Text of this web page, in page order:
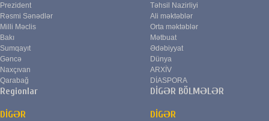
Prezident
Rəsmi Sənədlər
Milli Məclis
Bakı
Sumqayıt
Gəncə
Naxçıvan
Qarabağ
Regionlar
Təhsil Nazirliyi
Ali məktəblər
Orta məktəblər
Mətbuat
Ədəbiyyat
Dünya
ARXİV
DİASPORA
DİGƏR BÖLMƏLƏR
DİGƏR DİGƏR